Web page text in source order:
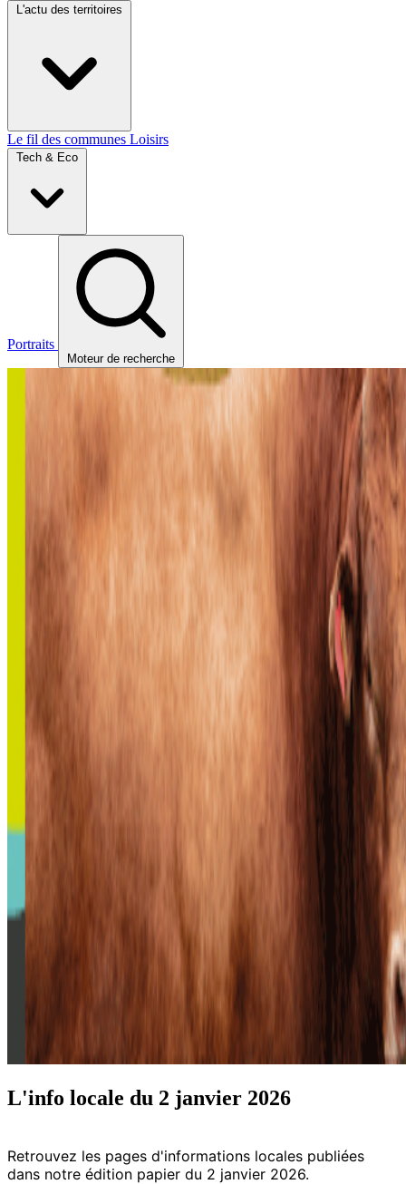
L'actu des territoires
Le fil des communes Loisirs
Tech & Eco
Portraits
Moteur de recherche
L'info locale du 2 janvier 2026
Retrouvez les pages d'informations locales publiées
dans notre édition papier du 2 janvier 2026.